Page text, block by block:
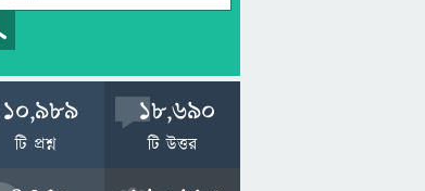
10,989
টি প্রশ্ন
18,690
টি উত্তর